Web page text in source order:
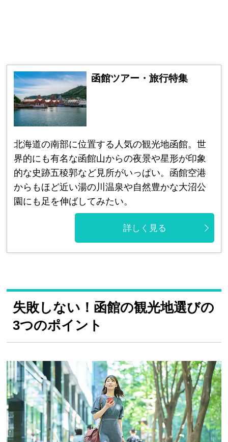
函館ツアー・旅行特集
北海道の南部に位置する人気の観光地函館。世
界的にも有名な函館山からの夜景や星形が印象
的な史跡五稜郭など見所がいっぱい。函館空港
からもほど近い湯の川温泉や自然豊かな大沼公
園にも足を伸ばしてみたい。
詳しく見る
失敗しない！函館の観光地選びの
3つのポイント